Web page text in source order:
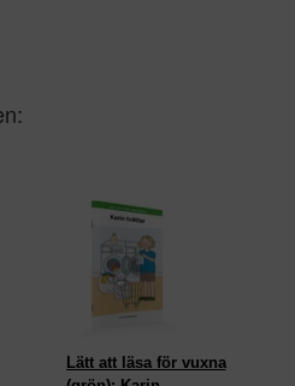
Lätt att läsa för vuxna